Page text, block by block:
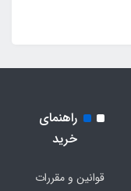
راهنمای
خرید
قوانین و مقررات